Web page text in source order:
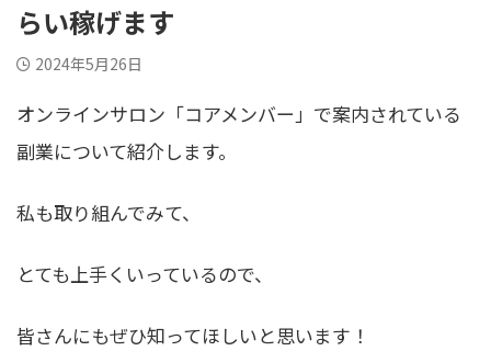
らい稼げます
2024年5月26日
オンラインサロン「コアメンバー」で案内されている
副業について紹介します。
私も取り組んでみて、
とても上手くいっているので、
皆さんにもぜひ知ってほしいと思います！